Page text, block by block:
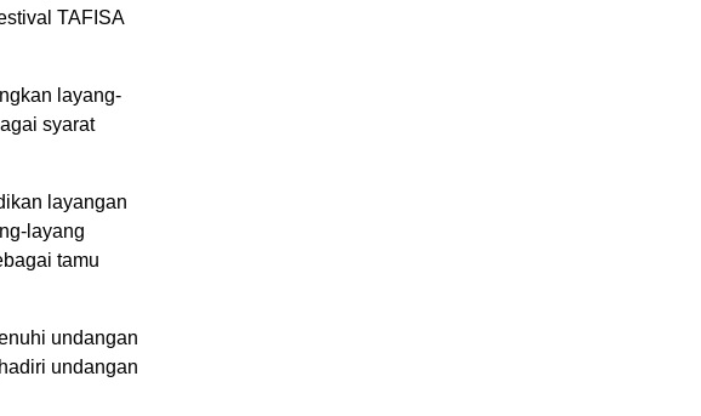
TAFISA
layang-
syarat
layangan
layang
tamu
undangan
undangan